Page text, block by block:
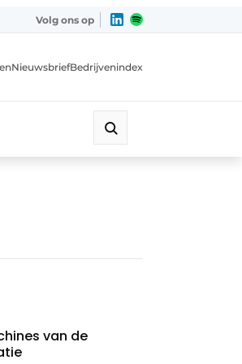
Volg ons op
NieuwsbriefBedrijvenindex
van de